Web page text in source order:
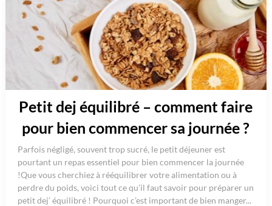
Petit dej équilibré – comment faire
pour bien commencer sa journée ?
Parfois négligé, souvent trop sucré, le petit déjeuner est
pourtant un repas essentiel pour bien commencer la journée
!Que vous cherchiez à rééquilibrer votre alimentation ou à
perdre du poids, voici tout ce qu’il faut savoir pour préparer un
petit dej’ équilibré ! Pourquoi c’est important de bien manger...